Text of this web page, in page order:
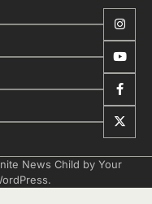
News Child by Your
.